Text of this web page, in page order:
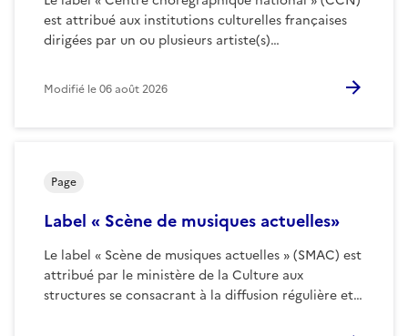
est attribué aux institutions culturelles françaises
dirigées par un ou plusieurs artiste(s)…
Modifié le06 août 2026
Label « Scène de musiques actuelles»
Le label « Scène de musiques actuelles » (SMAC) est
attribué par le ministère de la Culture aux
structures se consacrant à la diffusion régulière et…
Page